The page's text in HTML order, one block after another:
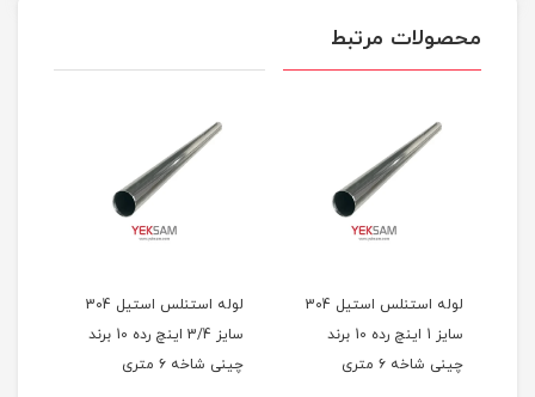
محصولات مرتبط
لوله استنلس استیل 304
سایز 1 اینچ رده 10 برند
چینی شاخه ۶ متری
لوله استنلس استیل 304
سایز 3/4 اینچ رده 10 برند
چینی شاخه ۶ متری